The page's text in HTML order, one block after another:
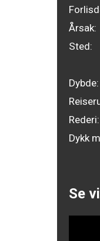
Årsak:
Sted:
Dybde:
Rederi:
Dykk
Se